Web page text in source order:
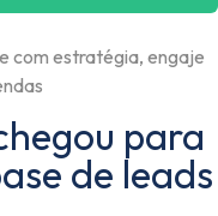
com estratégia, engaje
para
de leads